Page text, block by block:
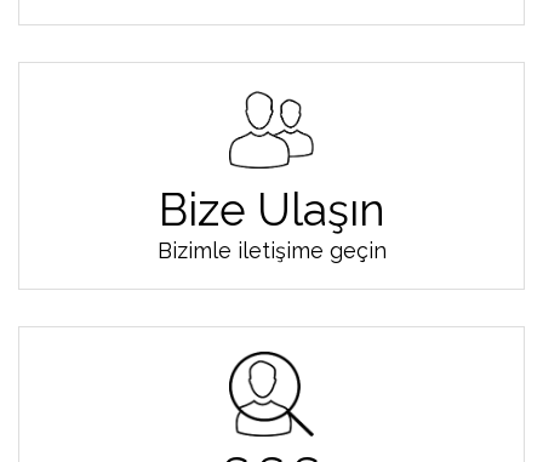
Bize Ulaşın
Bizimle iletişime geçin